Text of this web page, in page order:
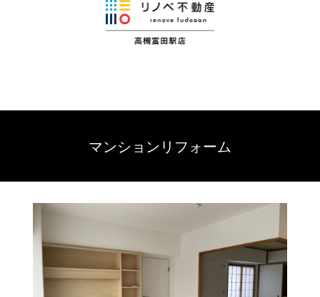
マンションリフォーム